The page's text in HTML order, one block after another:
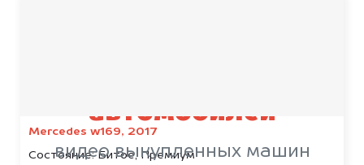
Mercedes w169, 2017
Состояние:Битое, Премиум
автомобилей
видео выкупленных машин